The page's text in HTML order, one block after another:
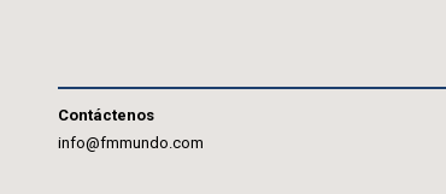
Contáctenos
info@fmmundo.com